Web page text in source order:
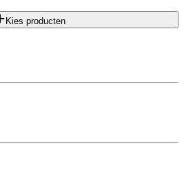
Kies producten